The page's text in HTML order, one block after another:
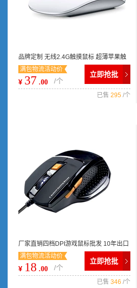
品牌定制 无线2.4G触摸鼠标 超薄苹果触
控鼠标 电子礼品
满包物流活动价
¥ 37 .00 /个
立即抢批
已售 295 /个
厂家直销四档DPI游戏鼠标批发 10年出口
欧美经验电脑usb有线鼠标
满包物流活动价
¥ 18 .00 /个
立即抢批
已售 346 /个